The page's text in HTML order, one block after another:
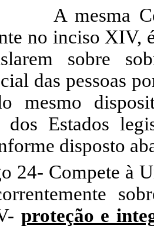
no inciso XIV,
sobre
das pessoas
mesmo
dos Estados
disposto
24- Compete à
proteção e